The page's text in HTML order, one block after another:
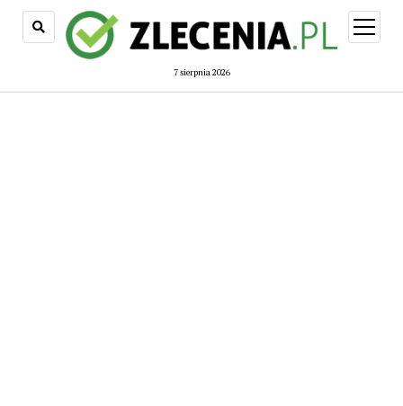
7 sierpnia 2026
open
menu